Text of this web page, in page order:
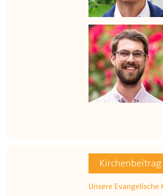
Kirchenbeitrag
Unsere